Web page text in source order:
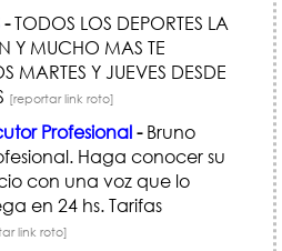
-TODOS LOS DEPORTES LA
Y MUCHO MAS TE
MARTES Y JUEVES DESDE
[reportar link roto]
Profesional-Bruno
Haga conocer su
con una voz que lo
en 24 hs. Tarifas
link roto]